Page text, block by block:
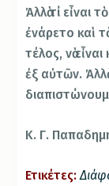
Ἀλλὰ τί εἶναι
ἐνάρετο καὶ
τέλος, νὰ
ἐξ αὐτῶν.
Κ. Γ.
Ετικέτες: